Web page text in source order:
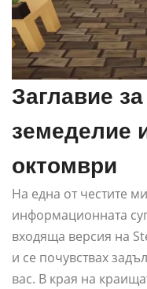
Заглавие
земеделие
октомври
На една от честите
информационната
входяща версия на
и се почувствах
вас. В края на